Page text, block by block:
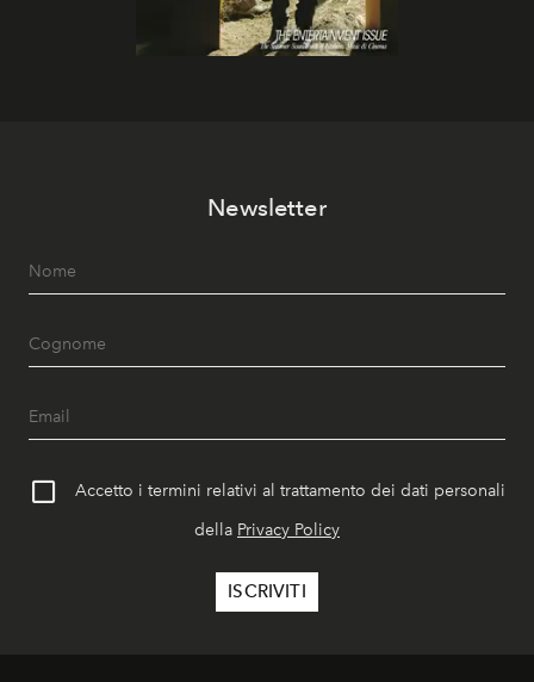
Newsletter
Accetto i termini relativi al trattamento dei dati personali
della Privacy Policy